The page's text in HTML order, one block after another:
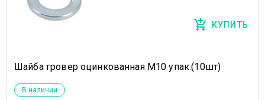
КУПИТЬ
Шайба гровер оцинкованная М10 упак.(10шт)
В наличии